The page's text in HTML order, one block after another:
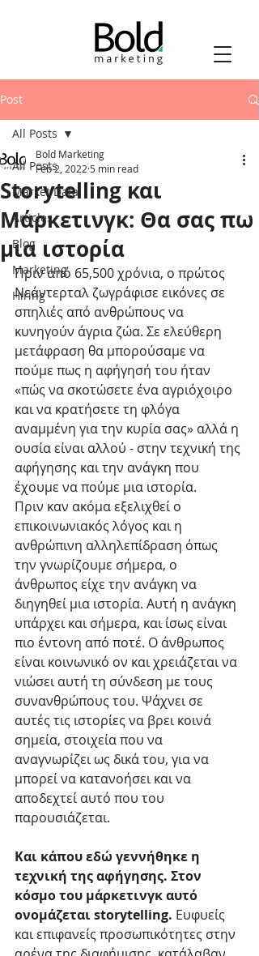
Post
All Posts
Market Data
Articles
Blog
Marketing
Hiring
All Posts
Storytelling και
Μάρκετινγκ: Θα σας πω
μια ιστορία
Bold Marketing
Feb 2, 2022 5 min read
Πριν από 65,500 χρόνια, ο πρώτος
Νεάντερταλ ζωγράφισε εικόνες σε
σπηλιές από ανθρώπους να
κυνηγούν άγρια ζώα. Σε ελεύθερη
μετάφραση θα μπορούσαμε να
πούμε πως η αφήγησή του ήταν
«πώς να σκοτώσετε ένα αγριόχοιρο
και να κρατήσετε τη φλόγα
αναμμένη για την κυρία σας» αλλά η
ουσία είναι αλλού - στην τεχνική της
αφήγησης και την ανάγκη που
έχουμε να πούμε μια ιστορία.
Πριν καν ακόμα εξελιχθεί ο
επικοινωνιακός λόγος και η
ανθρώπινη αλληλεπίδραση όπως
την γνωρίζουμε σήμερα, ο
άνθρωπος είχε την ανάγκη να
διηγηθεί μια ιστορία. Αυτή η ανάγκη
υπάρχει και σήμερα, και ίσως είναι
πιο έντονη από ποτέ. Ο άνθρωπος
είναι κοινωνικό ον και χρειάζεται να
νιώσει αυτή τη σύνδεση με τους
συνανθρώπους του. Ψάχνει σε
αυτές τις ιστορίες να βρει κοινά
σημεία, στοιχεία που να
αναγνωρίζει ως δικά του, για να
μπορεί να κατανοήσει και να
αποδεχτεί αυτό που του
παρουσιάζεται.
Και κάπου εδώ γεννήθηκε η
τεχνική της αφήγησης. Στον
κόσμο του μάρκετινγκ αυτό
ονομάζεται storytelling. Ευφυείς
και επιφανείς προσωπικότητες στην